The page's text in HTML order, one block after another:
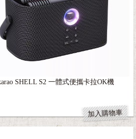
加入購物車